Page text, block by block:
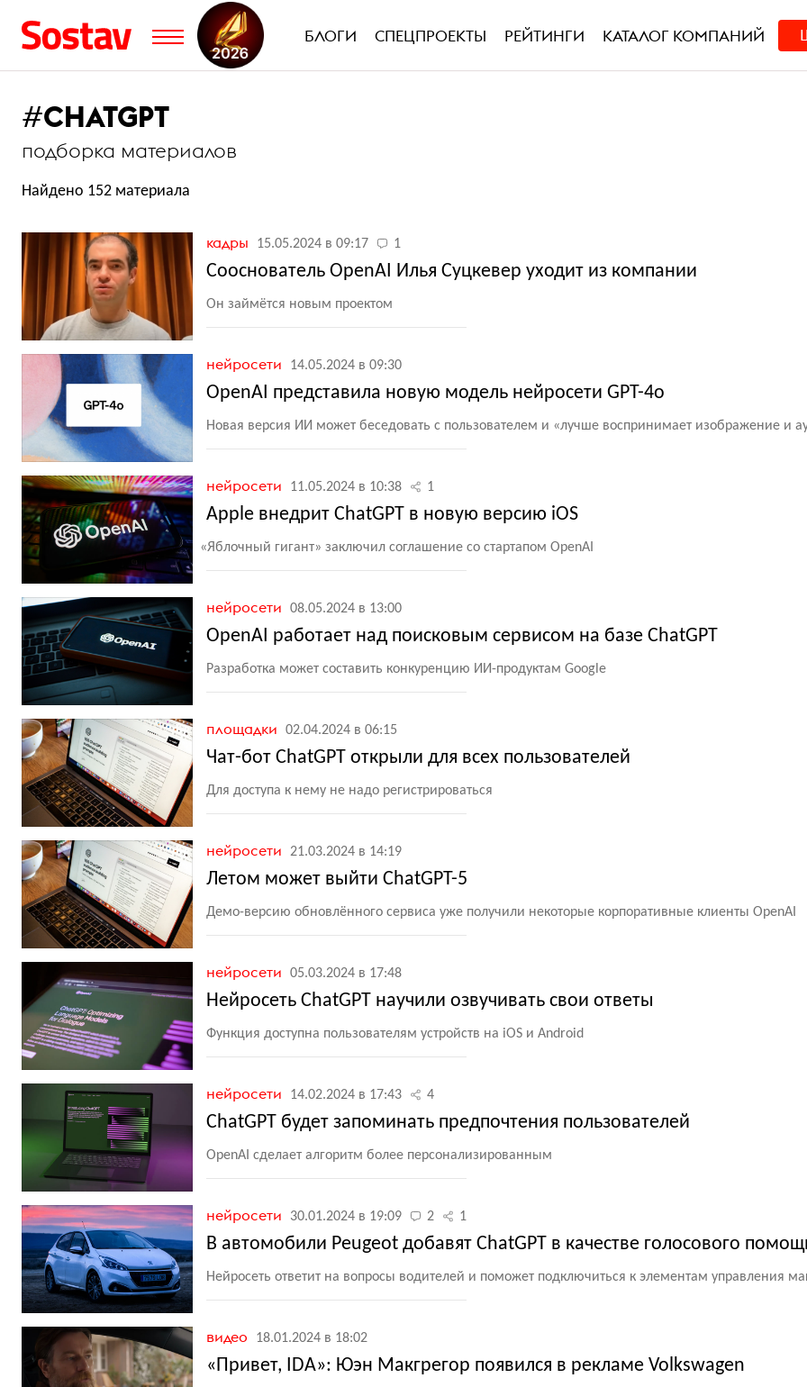
БЛОГИ СПЕЦПРОЕКТЫ РЕЙТИНГИ КАТАЛОГ КОМПАНИЙ
#CHATGPT
подборка материалов
Найдено 152 материала
кадры 15.05.2024 в 09:17 1
Сооснователь OpenAI Илья Суцкевер уходит из компании
Он займётся новым проектом
нейросети 14.05.2024 в 09:30
OpenAI представила новую модель нейросети GPT-4o
Новая версия ИИ может беседовать с пользователем и «лучше воспринимает изображение и
нейросети 11.05.2024 в 10:38 1
Apple внедрит ChatGPT в новую версию iOS
«Яблочный гигант» заключил соглашение со стартапом OpenAI
нейросети 08.05.2024 в 13:00
OpenAI работает над поисковым сервисом на базе ChatGPT
Разработка может составить конкуренцию ИИ-продуктам Google
площадки 02.04.2024 в 06:15
Чат-бот ChatGPT открыли для всех пользователей
Для доступа к нему не надо регистрироваться
нейросети 21.03.2024 в 14:19
Летом может выйти ChatGPT-5
Демо-версию обновлённого сервиса уже получили некоторые корпоративные клиенты OpenAI
нейросети 05.03.2024 в 17:48
Нейросеть ChatGPT научили озвучивать свои ответы
Функция доступна пользователям устройств на iOS и Android
нейросети 14.02.2024 в 17:43 4
ChatGPT будет запоминать предпочтения пользователей
OpenAI сделает алгоритм более персонализированным
нейросети 30.01.2024 в 19:09 2 1
В автомобили Peugeot добавят ChatGPT в качестве голосового
Нейросеть ответит на вопросы водителей и поможет подключиться к элементам управления
видео 18.01.2024 в 18:02
«Привет, IDA»: Юэн Макгрегор появился в рекламе Volkswagen